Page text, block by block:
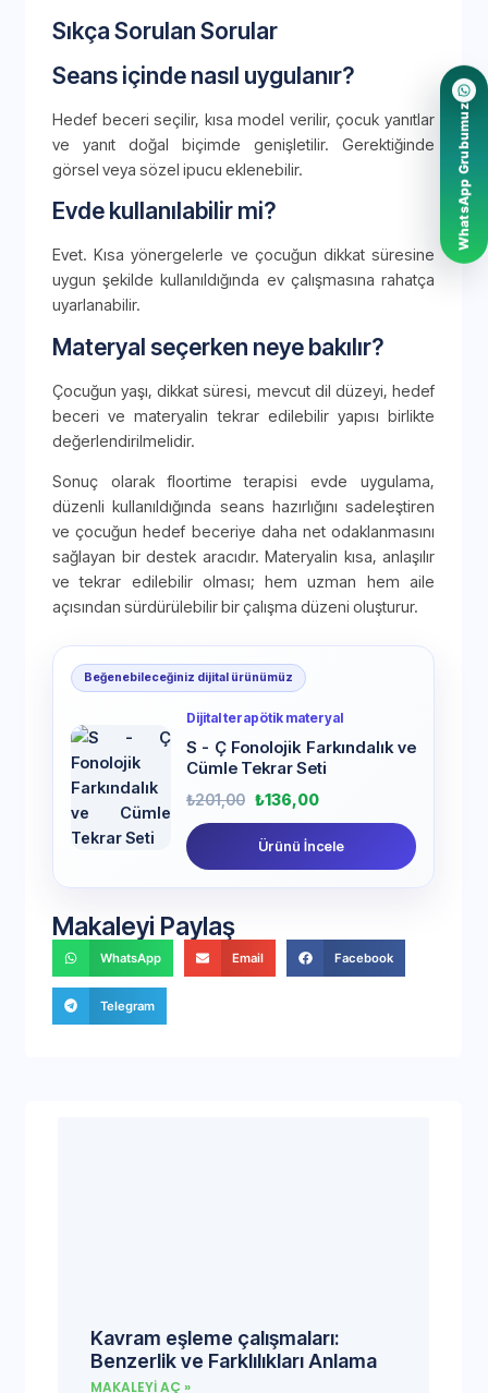
Sıkça Sorulan Sorular
Seans içinde nasıl uygulanır?
Hedef beceri seçilir, kısa model verilir, çocuk yanıtlar
ve yanıt doğal biçimde genişletilir. Gerektiğinde
görsel veya sözel ipucu eklenebilir.
Evde kullanılabilir mi?
Evet. Kısa yönergelerle ve çocuğun dikkat süresine
uygun şekilde kullanıldığında ev çalışmasına rahatça
uyarlanabilir.
Materyal seçerken neye bakılır?
Çocuğun yaşı, dikkat süresi, mevcut dil düzeyi, hedef
beceri ve materyalin tekrar edilebilir yapısı birlikte
değerlendirilmelidir.
Sonuç olarak floortime terapisi evde uygulama,
düzenli kullanıldığında seans hazırlığını sadeleştiren
ve çocuğun hedef beceriye daha net odaklanmasını
sağlayan bir destek aracıdır. Materyalin kısa, anlaşılır
ve tekrar edilebilir olması; hem uzman hem aile
açısından sürdürülebilir bir çalışma düzeni oluşturur.
Beğenebileceğiniz dijital ürünümüz
Dijital terapötik materyal
S - Ç Fonolojik Farkındalık ve
Cümle Tekrar Seti
₺201,00 ₺136,00
Ürünü İncele
Makaleyi Paylaş
WhatsApp Email Facebook
Telegram
Kavram eşleme çalışmaları:
Benzerlik ve Farklılıkları Anlama
MAKALEYI AÇ »
WhatsApp Grubumuz